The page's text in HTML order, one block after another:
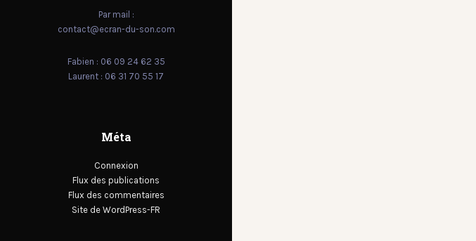
Par mail :
contact@ecran-du-son.com
Fabien : 06 09 24 62 35
Laurent : 06 31 70 55 17
Méta
Connexion
Flux des publications
Flux des commentaires
Site de WordPress-FR